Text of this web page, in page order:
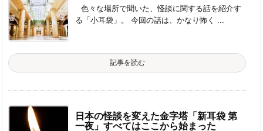
色々な場所で聞いた、怪談に関する話を紹介す
る「小耳袋」。 今回の話は、かなり怖く ...
記事を読む
日本の怪談を変えた金字塔「新耳袋 第
一夜」すべてはここから始まった